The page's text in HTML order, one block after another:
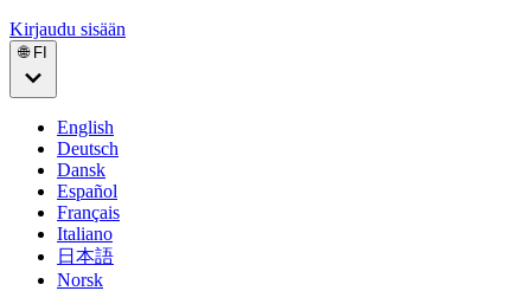
Kirjaudu sisään
🌐 FI
English
Deutsch
Dansk
Español
Français
Italiano
日本語
Norsk